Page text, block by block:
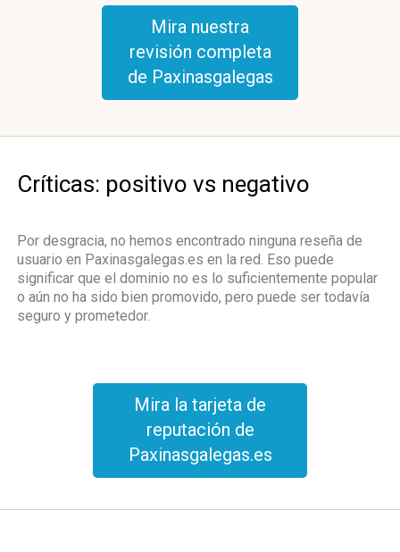
Mira nuestra
revisión completa
de Paxinasgalegas
Críticas: positivo vs negativo
Por desgracia, no hemos encontrado ninguna reseña de
usuario en Paxinasgalegas.es en la red. Eso puede
significar que el dominio no es lo suficientemente popular
o aún no ha sido bien promovido, pero puede ser todavía
seguro y prometedor.
Mira la tarjeta de
reputación de
Paxinasgalegas.es